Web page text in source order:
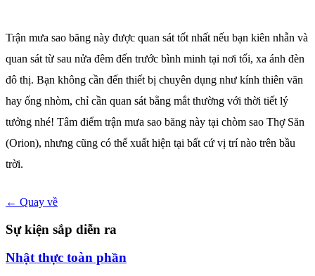
Trận mưa sao băng này được quan sát tốt nhất nếu bạn kiên nhẫn và
quan sát từ sau nửa đêm đến trước bình minh tại nơi tối, xa ánh đèn
đô thị. Bạn không cần đến thiết bị chuyên dụng như kính thiên văn
hay ống nhòm, chỉ cần quan sát bằng mắt thường với thời tiết lý
tưởng nhé! Tâm điểm trận mưa sao băng này tại chòm sao Thợ Săn
(Orion), nhưng cũng có thể xuất hiện tại bất cứ vị trí nào trên bầu
trời.
← Quay về
Sự kiện sắp diễn ra
Nhật thực toàn phần